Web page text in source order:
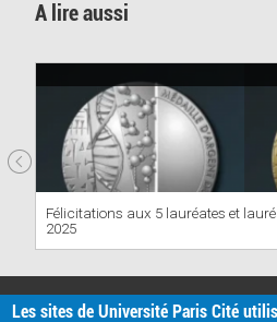
A lire aussi
Félicitations aux 5 lauréates et
2025
PRATIQUE
Les sites de Université Paris Cité